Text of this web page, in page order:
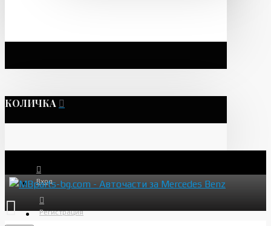
КОЛИЧКА
Вход
Регистрация